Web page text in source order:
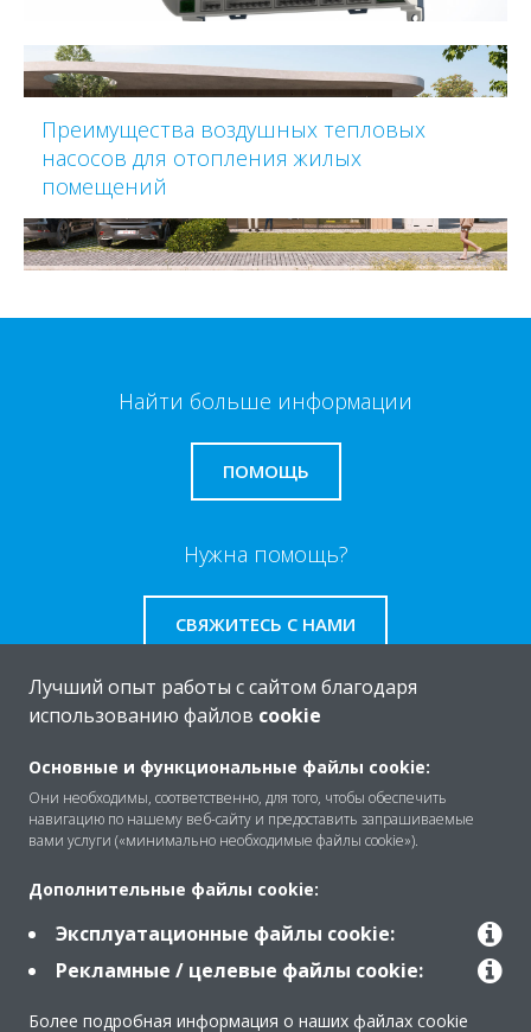
Преимущества воздушных тепловых
насосов для отопления жилых
помещений
Найти больше информации
ПОМОЩЬ
Нужна помощь?
СВЯЖИТЕСЬ С НАМИ
O Daikin
Решения
Помощь
Лучший опыт работы с сайтом благодаря
использованию файлов cookie
Основные и функциональные файлы cookie:
Они необходимы, соответственно, для того, чтобы обеспечить
навигацию по нашему веб-сайту и предоставить запрашиваемые
вами услуги («минимально необходимые файлы cookie»).
Дополнительные файлы cookie:
Эксплуатационные файлы cookie:
Рекламные / целевые файлы cookie:
Более подробная информация о наших файлах cookie